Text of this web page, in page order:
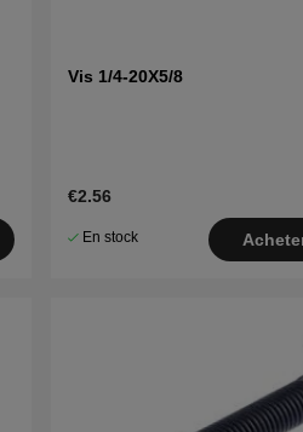
Vis 1/4-20X5/8
€2.56
En stock